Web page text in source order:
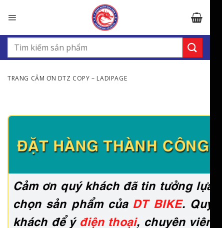
dung
Tìm
kiếm:
TRANG CẢM ƠN DTZ COPY – LADIPAGE
ĐẶT HÀNG THÀNH CÔNG
Cảm ơn quý khách đã tin tưởng lựa
chọn sản phẩm của DT BIKE. Quý
khách để ý điện thoại, chuyên viên